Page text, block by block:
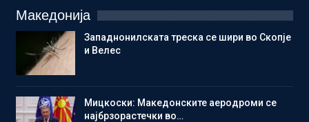
Македонија
Западнонилската треска се шири во Скопје
и Велес
Мицкоски: Македонските аеродроми се
најбрзорастечки во…